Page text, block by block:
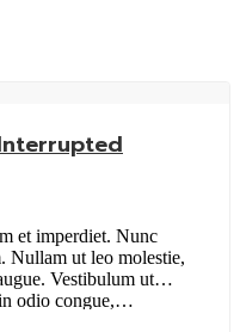
et imperdiet. Nunc
Nullam ut leo molestie,
Vestibulum ut
odio congue,…